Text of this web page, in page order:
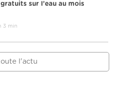
sur l’eau au mois
3 min
l'actu